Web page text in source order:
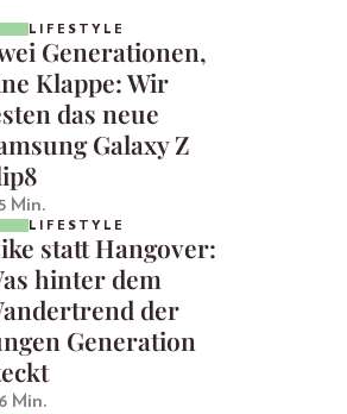
LIFESTYLE
Generationen,
Klappe: Wir
das neue
Galaxy Z
Min.
LIFESTYLE
statt Hangover:
hinter dem
der
Generation
Min.